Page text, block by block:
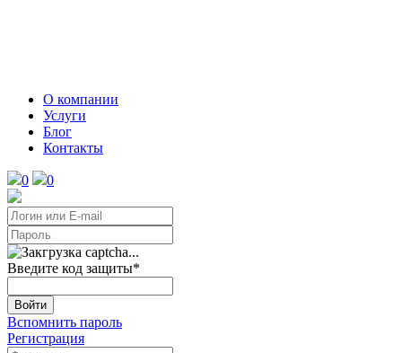
О компании
Услуги
Блог
Контакты
0 0
Введите код защиты*
Войти
Вспомнить пароль
Регистрация